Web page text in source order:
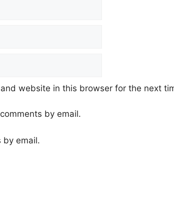
website in this browser for the next
by email.
by email.